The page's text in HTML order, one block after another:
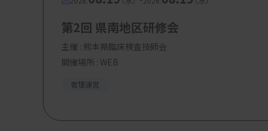
第2回 県南地区研修会
主催 : 熊本県臨床検査技師会
開催場所 : WEB
管理運営